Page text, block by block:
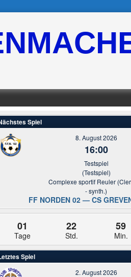
Spiel
8. August 2026
16:00
Testspiel
(Testspiel)
Complexe sportif Reuler
- synth.)
FF NORDEN 02 — CS
01
Tage
22
Std.
59
Min.
Spiel
2. August 2026